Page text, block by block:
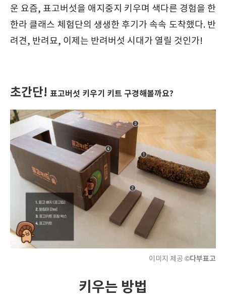
운 요즘, 표고버섯을 애지중지 키우며 색다른 경험을 한
한라 클래스 체험단의 생생한 후기가 속속 도착했다. 반
려견, 반려묘, 이제는 반려버섯 시대가 열릴 것인가!
초간단! 표고버섯 키우기 키트 구경해볼까요?
이미지 제공 ©다부표고
키우는 방법